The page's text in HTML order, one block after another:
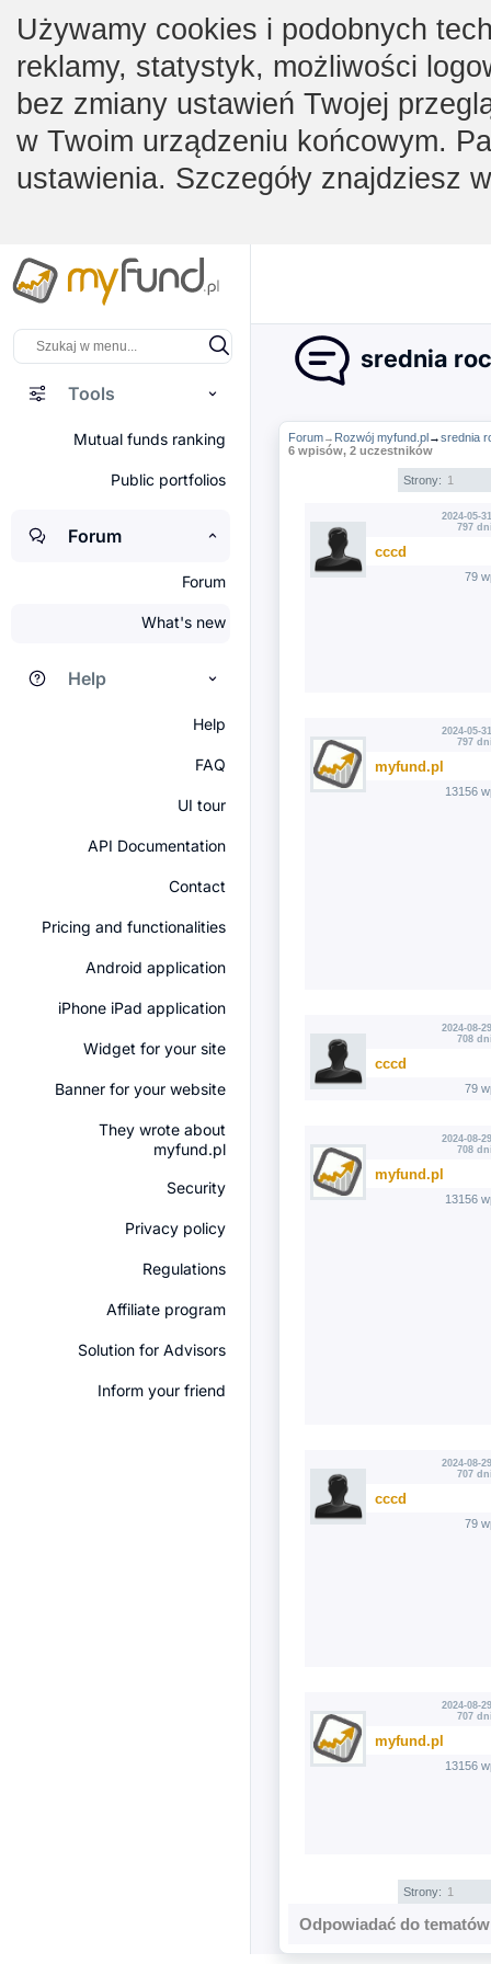
Używamy cookies i podobnych
reklamy, statystyk, możliwości
bez zmiany ustawień Twojej
w Twoim urządzeniu końcowym.
ustawienia. Szczegóły znajdziesz
Tools
Mutual funds ranking
Public portfolios
Forum
Forum
What's new
Help
Help
FAQ
UI tour
API Documentation
Contact
Pricing and functionalities
Android application
iPhone iPad application
Widget for your site
Banner for your website
They wrote about
myfund.pl
Security
Privacy policy
Regulations
Affiliate program
Solution for Advisors
Inform your friend
srednia
Forum→ Rozwój myfund.pl→srednia
6 wpisów, 2 uczestników
Strony: 1
2024-05-
797
cccd
79
2024-05-
797
myfund.pl
13156
2024-08-
708
cccd
79
2024-08-
708
myfund.pl
13156
2024-08-
707
cccd
79
2024-08-
707
myfund.pl
13156
Strony: 1
Odpowiadać do